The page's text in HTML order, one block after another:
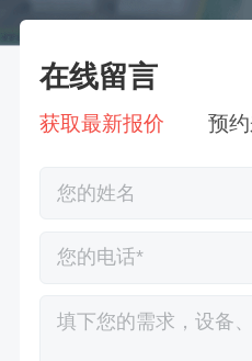
在线留言
获取最新报价 预